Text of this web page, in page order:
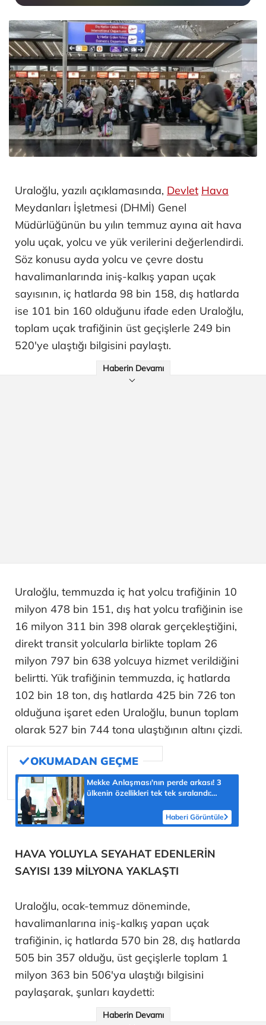
Uraloğlu, yazılı açıklamasında, Devlet Hava
Meydanları İşletmesi (DHMİ) Genel
Müdürlüğünün bu yılın temmuz ayına ait hava
yolu uçak, yolcu ve yük verilerini değerlendirdi.
Söz konusu ayda yolcu ve çevre dostu
havalimanlarında iniş-kalkış yapan uçak
sayısının, iç hatlarda 98 bin 158, dış hatlarda
ise 101 bin 160 olduğunu ifade eden Uraloğlu,
toplam uçak trafiğinin üst geçişlerle 249 bin
520'ye ulaştığı bilgisini paylaştı.
Haberin Devamı
Uraloğlu, temmuzda iç hat yolcu trafiğinin 10
milyon 478 bin 151, dış hat yolcu trafiğinin ise
16 milyon 311 bin 398 olarak gerçekleştiğini,
direkt transit yolcularla birlikte toplam 26
milyon 797 bin 638 yolcuya hizmet verildiğini
belirtti. Yük trafiğinin temmuzda, iç hatlarda
102 bin 18 ton, dış hatlarda 425 bin 726 ton
olduğuna işaret eden Uraloğlu, bunun toplam
olarak 527 bin 744 tona ulaştığının altını çizdi.
Mekke Anlaşması'nın perde arkası! 3
ülkenin özellikleri tek tek sıralandı:
Haberi Görüntüle
HAVA YOLUYLA SEYAHAT EDENLERİN
SAYISI 139 MİLYONA YAKLAŞTI
Uraloğlu, ocak-temmuz döneminde,
havalimanlarına iniş-kalkış yapan uçak
trafiğinin, iç hatlarda 570 bin 28, dış hatlarda
505 bin 357 olduğu, üst geçişlerle toplam 1
milyon 363 bin 506'ya ulaştığı bilgisini
paylaşarak, şunları kaydetti:
Haberin Devamı